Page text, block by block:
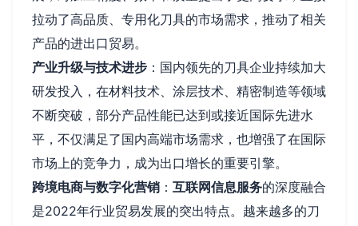
拉动了高品质、专用化刀具的市场需求，推动了相关
产品的进出口贸易。
产业升级与技术进步 ：国内领先的刀具企业持续加大
研发投入，在材料技术、涂层技术、精密制造等领域
不断突破，部分产品性能已达到或接近国际先进水
平，不仅满足了国内高端市场需求，也增强了在国际
市场上的竞争力，成为出口增长的重要引擎。
跨境电商与数字化营销 ： 互联网信息服务的深度融合
是2022年行业贸易发展的突出特点。越来越多的刀